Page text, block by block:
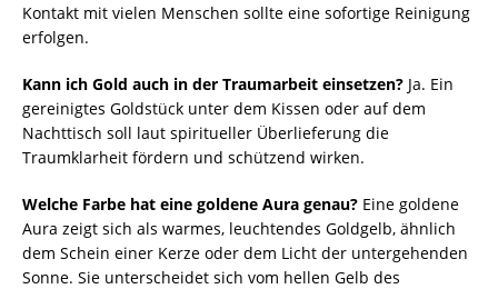
Kontakt mit vielen Menschen sollte eine sofortige Reinigung
erfolgen.
Kann ich Gold auch in der Traumarbeit einsetzen? Ja. Ein
gereinigtes Goldstück unter dem Kissen oder auf dem
Nachttisch soll laut spiritueller Überlieferung die
Traumklarheit fördern und schützend wirken.
Welche Farbe hat eine goldene Aura genau? Eine goldene
Aura zeigt sich als warmes, leuchtendes Goldgelb, ähnlich
dem Schein einer Kerze oder dem Licht der untergehenden
Sonne. Sie unterscheidet sich vom hellen Gelb des